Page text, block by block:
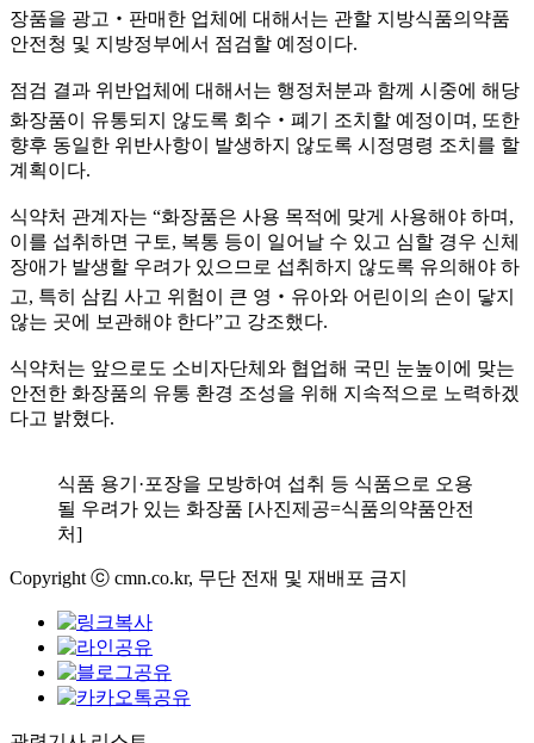
장품을 광고‧판매한 업체에 대해서는 관할 지방식품의약품
안전청 및 지방정부에서 점검할 예정이다.
점검 결과 위반업체에 대해서는 행정처분과 함께 시중에 해당
화장품이 유통되지 않도록 회수‧폐기 조치할 예정이며, 또한
향후 동일한 위반사항이 발생하지 않도록 시정명령 조치를 할
계획이다.
식약처 관계자는 “화장품은 사용 목적에 맞게 사용해야 하며,
이를 섭취하면 구토, 복통 등이 일어날 수 있고 심할 경우 신체
장애가 발생할 우려가 있으므로 섭취하지 않도록 유의해야 하
고, 특히 삼킴 사고 위험이 큰 영‧유아와 어린이의 손이 닿지
않는 곳에 보관해야 한다”고 강조했다.
식약처는 앞으로도 소비자단체와 협업해 국민 눈높이에 맞는
안전한 화장품의 유통 환경 조성을 위해 지속적으로 노력하겠
다고 밝혔다.
식품 용기·포장을 모방하여 섭취 등 식품으로 오용
될 우려가 있는 화장품 [사진제공=식품의약품안전
처]
Copyright ⓒ cmn.co.kr, 무단 전재 및 재배포 금지